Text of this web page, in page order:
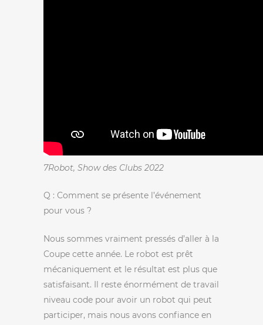
7Robot, Show des Clubs 2022
Q : Comment se présente l’événement
pour vous ?
Nous sommes vraiment pressés d’aller à la
Coupe cette année. Le robot est prêt
mécaniquement et le résultat est plus que
satisfaisant. Il reste énormément de travail
niveau code pour avoir un robot qui peut
participer, mais nous avons confiance en